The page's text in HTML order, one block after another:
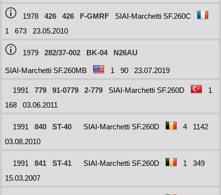
1978 426 426 F-GMRF
SIAI-Marchetti SF.260C
1
673 23.05.2010
1979 282/37-002 BK-04 N26AU
SIAI-Marchetti SF.260MB 1 90 23.07.2019
1991 779 91-0779 2-779 SIAI-Marchetti SF.260D
1
168
03.06.2011
1991 840 ST-40 SIAI-Marchetti SF.260D 4
1142
03.08.2010
1991 841 ST-41 SIAI-Marchetti SF.260D 1
349
15.03.2007